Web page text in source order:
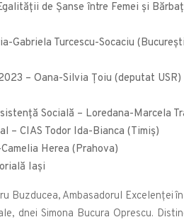
de Șanse între Femei și
Gabriela Turcescu-Socaciu
– Oana-Silvia Țoiu (deputat USR)
Socială – Loredana-Marcela
– CIAS Todor Ida-Bianca (Timiș)
Herea (Prahova)
Iași
Buzducea, Ambasadorul Excelenței
dnei Simona Bucura Oprescu.